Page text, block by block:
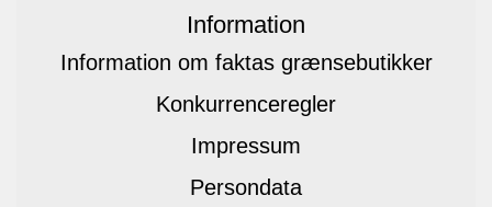
Information
Information om faktas grænsebutikker
Konkurrenceregler
Impressum
Persondata